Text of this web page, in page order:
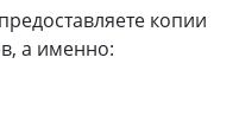
копии
а именно: